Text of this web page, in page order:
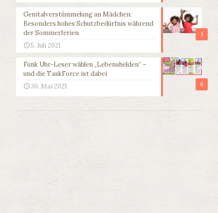
1
Genitalverstümmelung an Mädchen:
Besonders hohes Schutzbedürfnis während
der Sommerferien
5. Juli 2021
6
Funk Uhr-Leser wählen „Lebenshelden“ –
und die TaskForce ist dabei
30. Mai 2021